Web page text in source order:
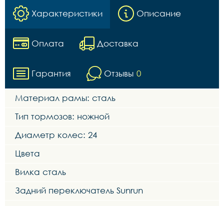
Характеристики Описание
Оплата Доставка
Гарантия Отзывы 0
Материал рамы: сталь
Тип тормозов: ножной
Диаметр колес: 24
Цвета
Вилка сталь
Задний переключатель Sunrun